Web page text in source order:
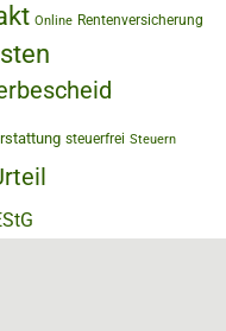
Online Rentenversicherung
steuerfrei Steuern